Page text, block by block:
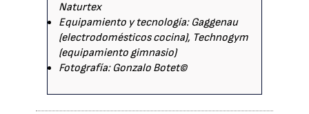
Naturtex
Equipamiento y tecnología: Gaggenau
(electrodomésticos cocina), Technogym
(equipamiento gimnasio)
Fotografía: Gonzalo Botet©